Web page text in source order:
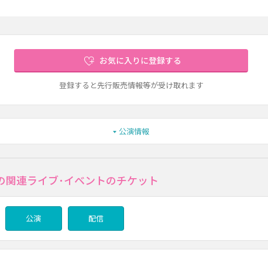
お気に入りに登録する
登録すると先行販売情報等が受け取れます
公演情報
関連ライブ･イベントのチケット
公演 配信